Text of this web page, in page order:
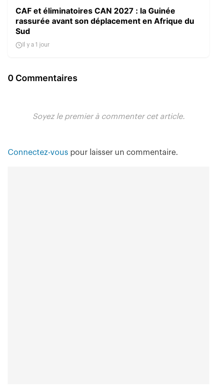
CAF et éliminatoires CAN 2027 : la Guinée
rassurée avant son déplacement en Afrique du
Sud
Il y a 1 jour
0 Commentaires
Soyez le premier à commenter cet article.
Connectez-vous pour laisser un commentaire.